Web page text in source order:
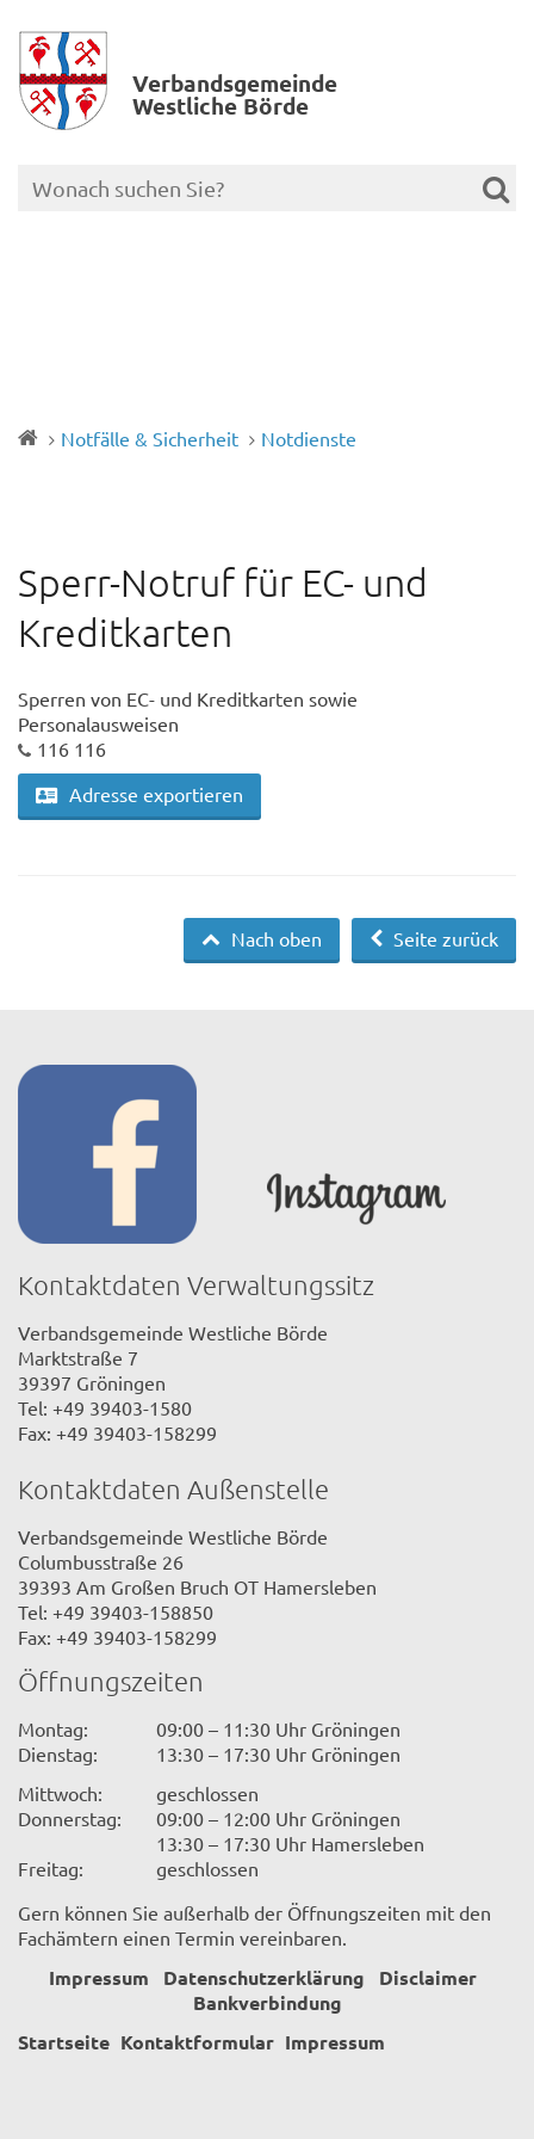
Verbands­gemeinde
Westliche Börde
Notfälle & Sicherheit Notdienste
Sperr-Notruf für EC- und
Kreditkarten
Sperren von EC- und Kreditkarten sowie
Personalausweisen
116 116
Adresse exportieren
Seite zurück
Nach oben
Kontaktdaten Verwaltungssitz
Verbandsgemeinde Westliche Börde
Marktstraße 7
39397 Gröningen
Tel: +49 39403-1580
Fax: +49 39403-158299
Kontaktdaten Außenstelle
Verbandsgemeinde Westliche Börde
Columbusstraße 26
39393 Am Großen Bruch OT Hamersleben
Tel: +49 39403-158850
Fax: +49 39403-158299
Öffnungszeiten
Montag:
09:00 – 11:30 Uhr Gröningen
Dienstag:
13:30 – 17:30 Uhr Gröningen
Mittwoch:
geschlossen
Donnerstag:
09:00 – 12:00 Uhr Gröningen
13:30 – 17:30 Uhr Hamersleben
Freitag:
geschlossen
Gern können Sie außerhalb der Öffnungszeiten mit den
Fachämtern einen Termin vereinbaren.
Impressum Datenschutzerklärung
Disclaimer
Bankverbindung
Startseite Kontaktformular Impressum